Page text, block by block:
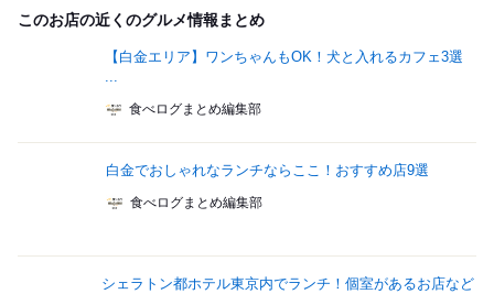
このお店の近くのグルメ情報まとめ
【白金エリア】ワンちゃんもOK！犬と入れるカフェ3選
...
食べログまとめ編集部
白金でおしゃれなランチならここ！おすすめ店9選
食べログまとめ編集部
シェラトン都ホテル東京内でランチ！個室があるお店など